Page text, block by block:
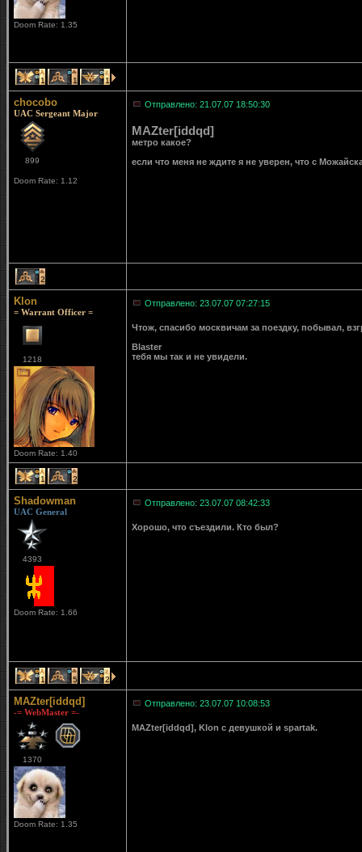
Doom Rate: 1.35
1 1 1
chocobo
UAC Sergeant Major
899
Doom Rate: 1.12
Отправлено: 21.07.07 18:50:30
MAZter[iddqd]
метро какое?
если что меня не ждите я не уверен, что с
2
Klon
= Warrant Officer =
1218
Doom Rate: 1.40
Отправлено: 23.07.07 07:27:15
Чтож, спасибо москвичам за поездку, побывал,
Blaster
тебя мы так и не увидели.
1 2
Shadowman
UAC General
4393
Doom Rate: 1.66
Отправлено: 23.07.07 08:42:33
Хорошо, что съездили. Кто был?
1 5 2
MAZter[iddqd]
-= WebMaster =-
1370
Doom Rate: 1.35
Отправлено: 23.07.07 10:08:53
MAZter[iddqd], Klon с девушкой и spartak.